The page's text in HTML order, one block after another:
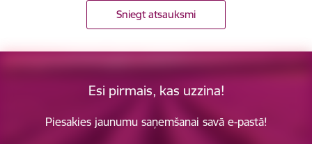
Sniegt atsauksmi
Esi pirmais, kas uzzina!
Piesakies jaunumu saņemšanai savā e-pastā!